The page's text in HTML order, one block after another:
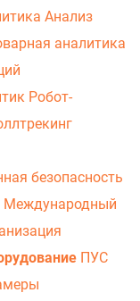
Анализ
аналитика
Робот-
безопасность
Международный
ПУС